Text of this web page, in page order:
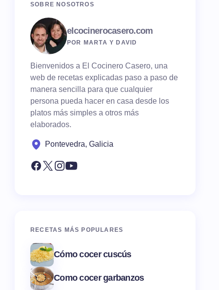
SOBRE NOSOTROS
elcocinerocasero.com
POR MARTA Y DAVID
Bienvenidos a El Cocinero Casero, una
web de recetas explicadas paso a paso de
manera sencilla para que cualquier
persona pueda hacer en casa desde los
platos más simples a otros más
elaborados.
Pontevedra, Galicia
RECETAS MÁS POPULARES
Cómo cocer cuscús
Como cocer garbanzos